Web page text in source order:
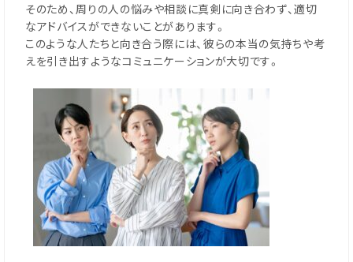
そのため、周りの人の悩みや相談に真剣に向き合わず、適切
なアドバイスができないことがあります。
このような人たちと向き合う際には、彼らの本当の気持ちや考
えを引き出すようなコミュニケーションが大切です。